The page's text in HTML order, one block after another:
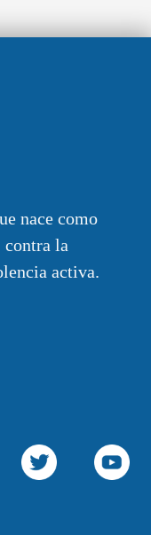
nace como
contra la
activa.